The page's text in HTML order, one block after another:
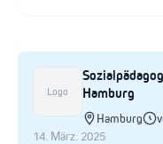
Logo
Hamburg
Hamburg
14. März. 2025